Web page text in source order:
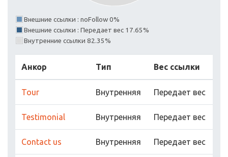
Внешние ссылки : noFollow 0%
Внешние ссылки : Передает вес 17.65%
Внутренние ссылки 82.35%
Анкор Тип Вес ссылки
Tour Внутренняя Передает вес
Testimonial Внутренняя Передает вес
Contact us Внутренняя Передает вес